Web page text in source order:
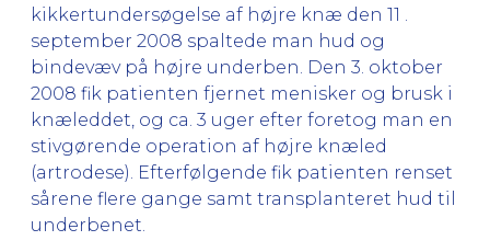
kikkertundersøgelse af højre knæ den 11 .
september 2008 spaltede man hud og
bindevæv på højre underben. Den 3. oktober
2008 fik patienten fjernet menisker og brusk i
knæleddet, og ca. 3 uger efter foretog man en
stivgørende operation af højre knæled
(artrodese). Efterfølgende fik patienten renset
sårene flere gange samt transplanteret hud til
underbenet.